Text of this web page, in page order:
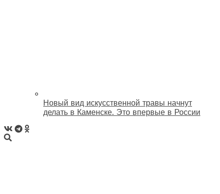
Новый вид искусственной травы начнут
делать в Каменске. Это впервые в России